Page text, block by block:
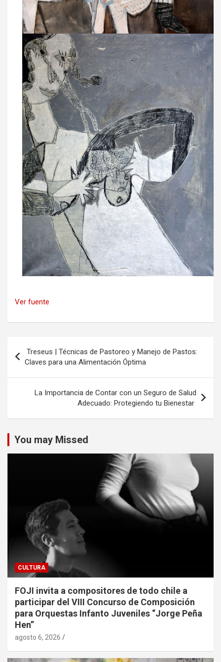
Ver fuente
de
entradas
Treseus | Técnicas de Pastoreo y Manejo de Pastos:
Claves para una Alimentación Óptima
La Importancia de Contar con un Seguro de Salud
Adecuado: Protegiendo tu Bienestar
You may Missed
CULTURA
FOJI invita a compositores de todo chile a
participar del VIII Concurso de Composición
para Orquestas Infanto Juveniles “Jorge Peña
Hen”
agosto 6, 2026